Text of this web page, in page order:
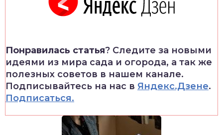
Понравилась статья? Следите за новыми
идеями из мира сада и огорода, а так же
полезных советов в нашем канале.
Подписывайтесь на нас в Яндекс.Дзене.
Подписаться.